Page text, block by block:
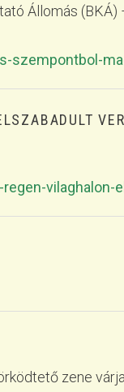
Állomás
vilaghalon-
zene